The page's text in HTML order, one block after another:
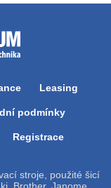
Leasing
podmínky
Registrace
stroje, použité šicí
Brother, Janome,